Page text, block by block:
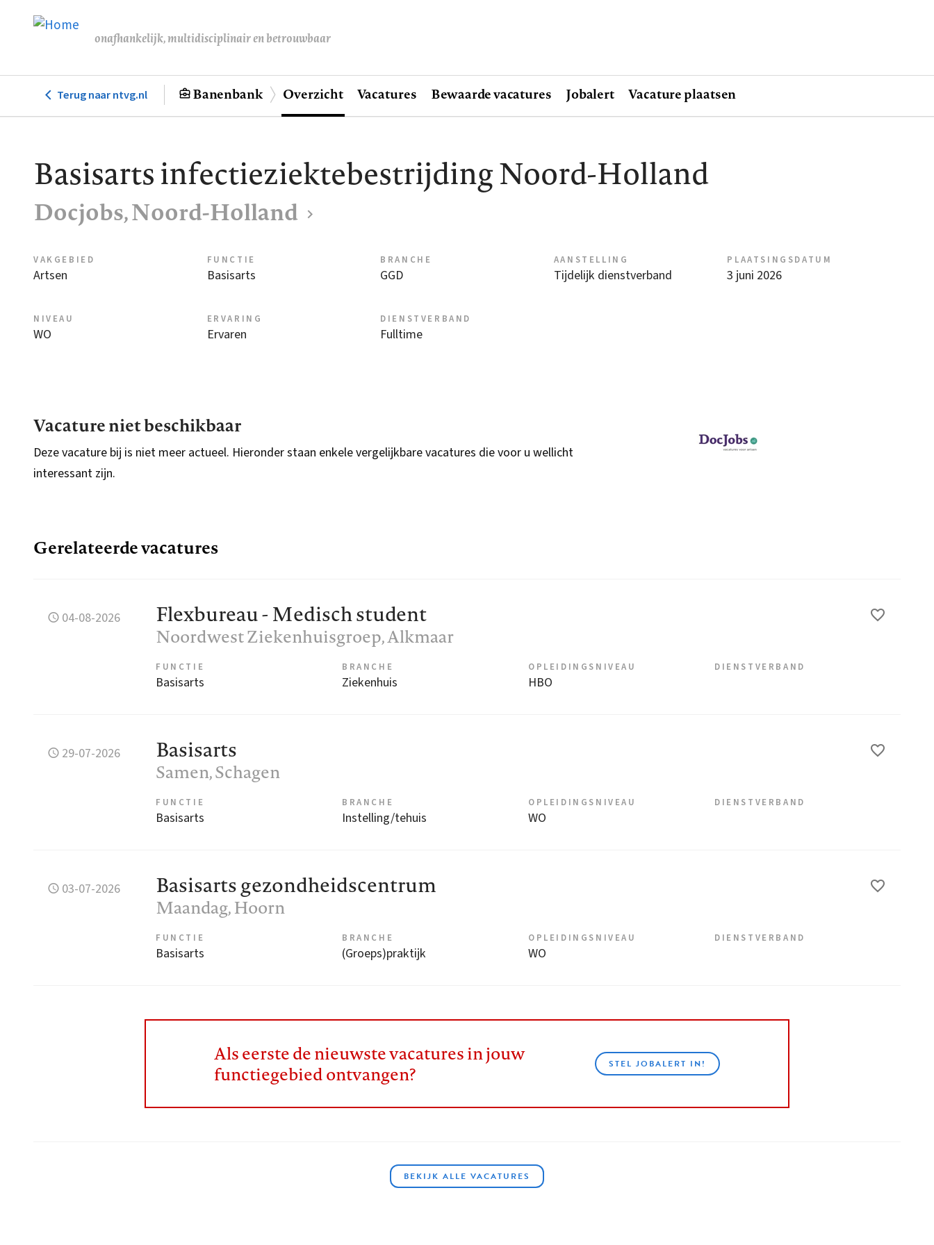
de
onafhankelijk, multidisciplinair en betrouwbaar
Hoofdnavigatie
Terug naar ntvg.nl Banenbank Overzicht Vacatures Bewaarde vacatures Jobalert Vacature plaatsen
Basisarts infectieziektebestrijding Noord-Holland
Docjobs, Noord-Holland
VAKGEBIED
Artsen
FUNCTIE
Basisarts
BRANCHE
GGD
AANSTELLING
Tijdelijk dienstverband
PLAATSINGSDATUM
3 juni 2026
NIVEAU
WO
ERVARING
Ervaren
DIENSTVERBAND
Fulltime
Vacature niet beschikbaar
Deze vacature bij is niet meer actueel. Hieronder staan enkele vergelijkbare vacatures die voor u wellicht
interessant zijn.
Gerelateerde vacatures
04-08-2026 Flexbureau - Medisch student
Noordwest Ziekenhuisgroep, Alkmaar
FUNCTIE
Basisarts
BRANCHE
Ziekenhuis
OPLEIDINGSNIVEAU
HBO
DIENSTVERBAND
29-07-2026 Basisarts
Samen, Schagen
FUNCTIE
Basisarts
BRANCHE
Instelling/tehuis
OPLEIDINGSNIVEAU
WO
DIENSTVERBAND
03-07-2026 Basisarts gezondheidscentrum
Maandag, Hoorn
FUNCTIE
Basisarts
BRANCHE
(Groeps)praktijk
OPLEIDINGSNIVEAU
WO
DIENSTVERBAND
Als eerste de nieuwste vacatures in jouw
functiegebied ontvangen?
STEL JOBALERT IN!
BEKIJK ALLE VACATURES